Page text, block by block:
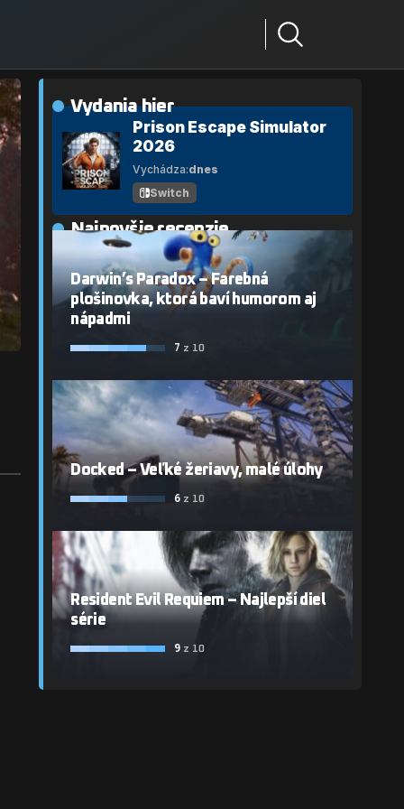
Vydania hier
Prison Escape Simulator
2026
Vychádza:dnes
Switch
Najnovšie recenzie
Darwin’s Paradox – Farebná
plošinovka, ktorá baví humorom aj
nápadmi
7 z 10
Docked – Veľké žeriavy, malé úlohy
6 z 10
Resident Evil Requiem – Najlepší diel
série
9 z 10